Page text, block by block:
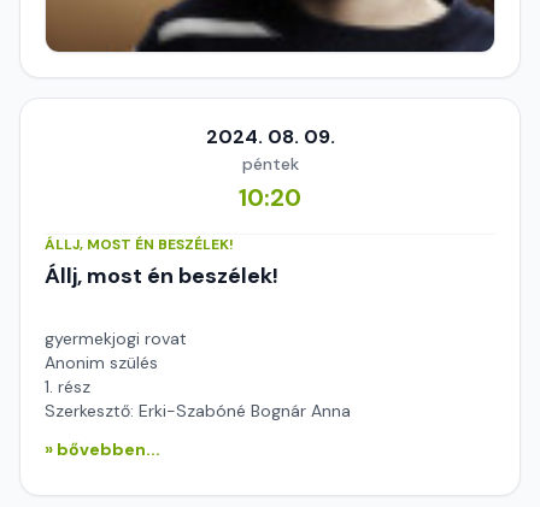
2024. 08. 09.
péntek
10:20
ÁLLJ, MOST ÉN BESZÉLEK!
Állj, most én beszélek!
gyermekjogi rovat
Anonim szülés
1. rész
Szerkesztő: Erki-Szabóné Bognár Anna
» bővebben...